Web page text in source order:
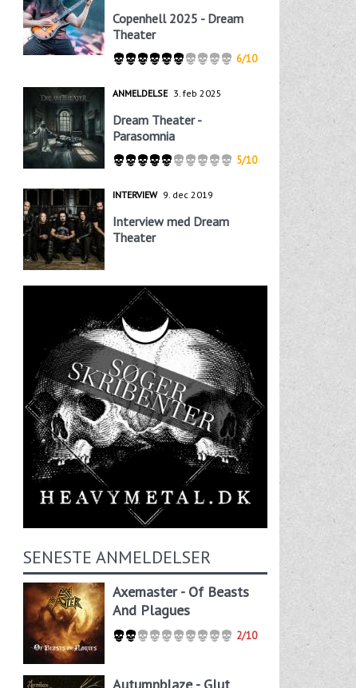
Copenhell 2025 - Dream
Theater
6/10
ANMELDELSE 3. feb 2025
Dream Theater -
Parasomnia
5/10
INTERVIEW 9. dec 2019
Interview med Dream
Theater
SENESTE ANMELDELSER
Axemaster - Of Beasts
And Plagues
2/10